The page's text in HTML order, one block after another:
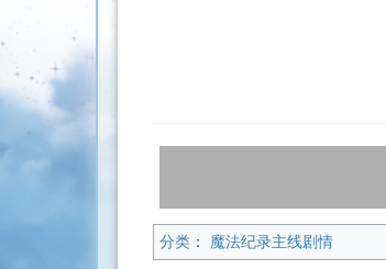
分类 ： 魔法纪录主线剧情